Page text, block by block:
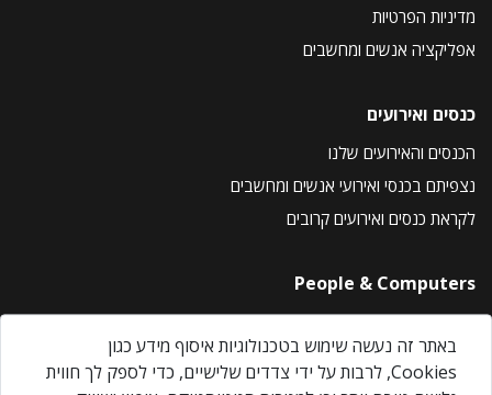
מדיניות הפרטיות
אפליקציה אנשים ומחשבים
כנסים ואירועים
הכנסים והאירועים שלנו
נצפיתם בכנסי ואירועי אנשים ומחשבים
לקראת כנסים ואירועים קרובים
People & Computers
About Us
Privacy Policy
Contact Us
באתר זה נעשה שימוש בטכנולוגיות איסוף מידע כגון
Cookies, לרבות על ידי צדדים שלישיים, כדי לספק לך חווית